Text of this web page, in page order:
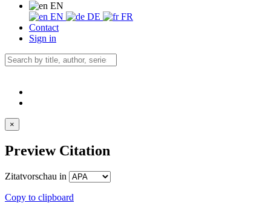
EN
EN
DE
FR
Contact
Sign in
×
Preview Citation
Zitatvorschau in
Copy to clipboard